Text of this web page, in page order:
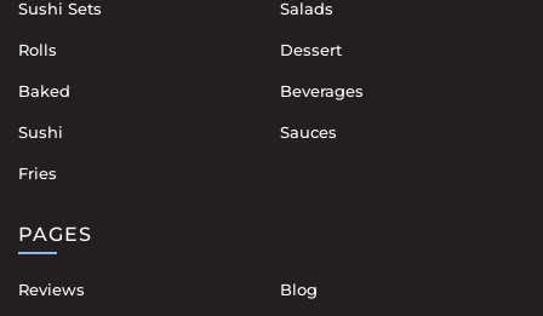
Sushi Sets
Rolls
Baked
Sushi
Fries
Salads
Dessert
Beverages
Sauces
PAGES
Reviews Blog